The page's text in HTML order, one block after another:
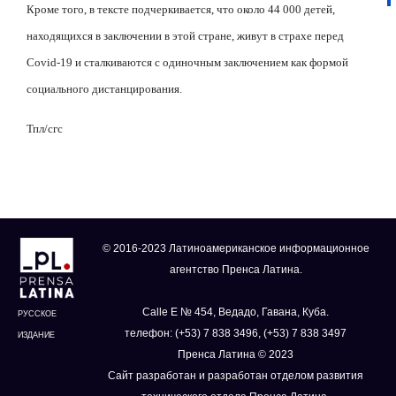
Кроме того, в тексте подчеркивается, что около 44 000 детей,
находящихся в заключении в этой стране, живут в страхе перед
Covid-19 и сталкиваются с одиночным заключением как формой
социального дистанцирования.
Тпл/сгс
РУССКОЕ
ИЗДАНИЕ
© 2016-2023 Латиноамериканское информационное
агентство Пренса Латина.
Calle E № 454, Ведадо, Гавана, Куба.
телефон: (+53) 7 838 3496, (+53) 7 838 3497
Пренса Латина © 2023
Сайт разработан и разработан отделом развития